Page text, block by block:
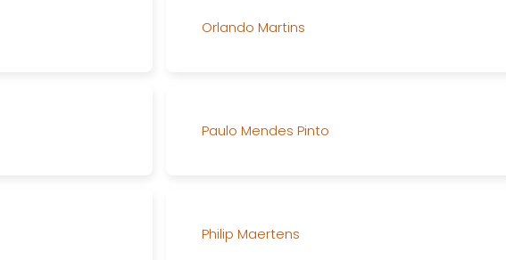
Orlando Martins
Paulo Mendes Pinto
Philip Maertens